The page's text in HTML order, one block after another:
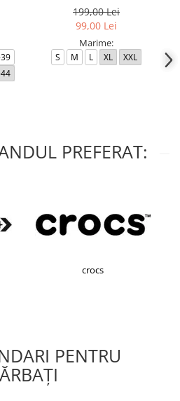
199,00 Lei
99,00 Lei
Marime:
S M L XL XXL
PREFERAT:
crocs
PENTRU